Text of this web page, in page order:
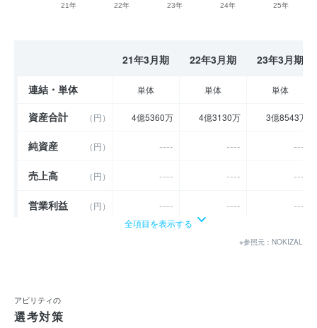
21年 22年 23年 24年 25年
21年3月期 22年3月期 23年3月期
連結・単体 単体 単体 単体
資産合計 （円） 4億5360万 4億3130万 3億8543万
純資産 （円） ---- ---- ----
売上高 （円） ---- ---- ----
営業利益 （円） ---- ---- ----
売上伸び率
全項目を表示する
※参照元：NOKIZAL
アビリティの
選考対策